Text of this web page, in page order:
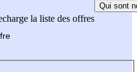
la liste des offres
Qui sont